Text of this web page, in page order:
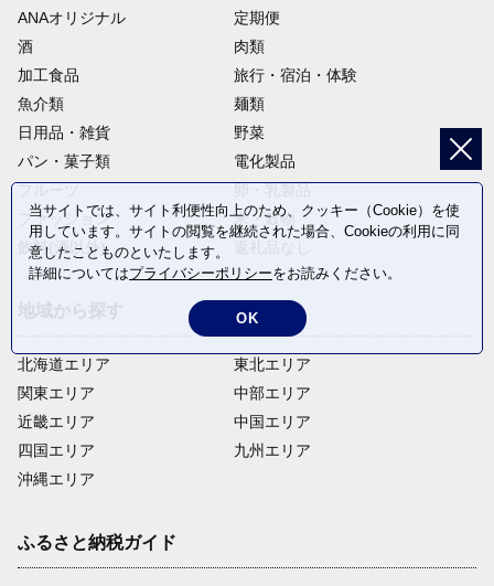
ANAオリジナル
定期便
酒
肉類
加工食品
旅行・宿泊・体験
魚介類
麺類
日用品・雑貨
野菜
パン・菓子類
電化製品
ファッション
米・穀物
飲料(酒以外)
北海道エリア
関東エリア
近畿エリア
四国エリア
沖縄エリア
東北エリア
中部エリア
中国エリア
九州エリア
ふるさと納税ガイド
当サイトでは、サイト利便性向上のため、クッキー（Cookie）を使
用しています。サイトの閲覧を継続された場合、Cookieの利用に同
意したことものといたします。
詳細についてはプライバシーポリシーをお読みください。
OK